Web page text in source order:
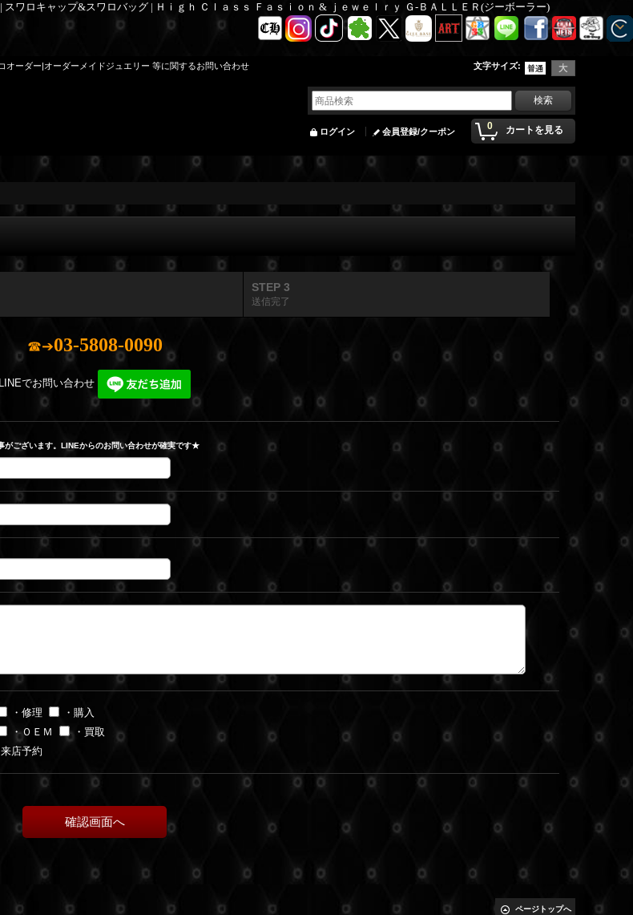
ワロキャップ&スワロバッグ | Ｈｉｇｈ Ｃｌａｓｓ Ｆａｓｉｏｎ & ｊｅｗｅｌｒｙ Ｇ-ＢＡＬＬＥＲ(ジーボーラー)
ーダー|オーダーメイドジュエリー 等に関するお問い合わせ
文字サイズ:
0 カートを見る
ログイン 会員登録/クーポン
STEP 3
送信完了
☎➔03-5808-0090
LINEでお問い合わせ
がございます。LINEからのお問い合わせが確実です★
・修理
・購入
・ＯＥＭ
・買取
来店予約
ページトップへ